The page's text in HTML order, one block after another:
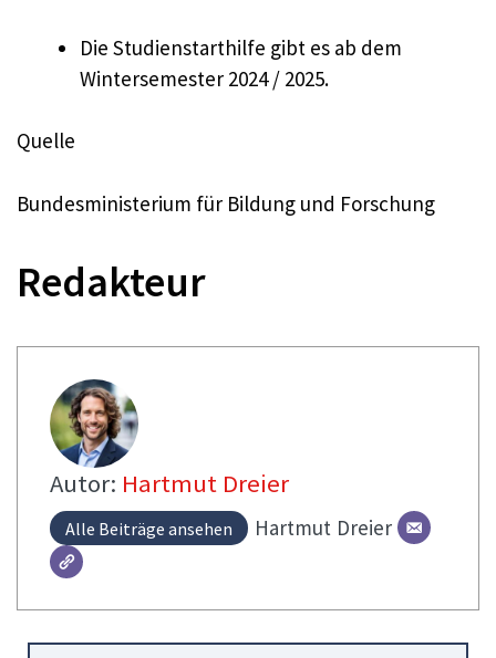
Die Studienstarthilfe gibt es ab dem
Wintersemester 2024 / 2025.
Quelle
Bundesministerium für Bildung und Forschung
Redakteur
Autor: Hartmut Dreier
Alle Beiträge ansehen Hartmut Dreier